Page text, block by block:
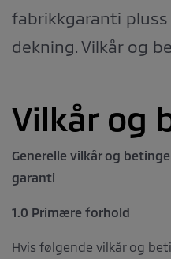
fabrikkgaranti
dekning. Vilkår og
Vilkår og
Generelle vilkår og
garanti
1.0 Primære forhold
Hvis følgende vilkår og